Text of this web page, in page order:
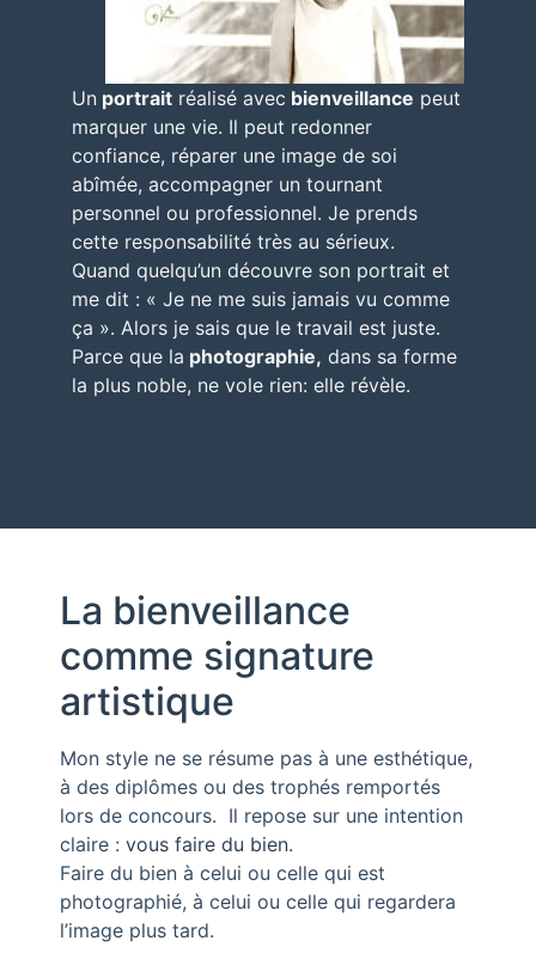
Un portrait réalisé avec bienveillance peut
marquer une vie. Il peut redonner
confiance, réparer une image de soi
abîmée, accompagner un tournant
personnel ou professionnel. Je prends
cette responsabilité très au sérieux.
Quand quelqu’un découvre son portrait et
me dit : « Je ne me suis jamais vu comme
ça ». Alors je sais que le travail est juste.
Parce que la photographie, dans sa forme
la plus noble, ne vole rien: elle révèle.
La bienveillance
comme signature
artistique
Mon style ne se résume pas à une esthétique,
à des diplômes ou des trophés remportés
lors de concours. Il repose sur une intention
claire : vous faire du bien.
Faire du bien à celui ou celle qui est
photographié, à celui ou celle qui regardera
l’image plus tard.